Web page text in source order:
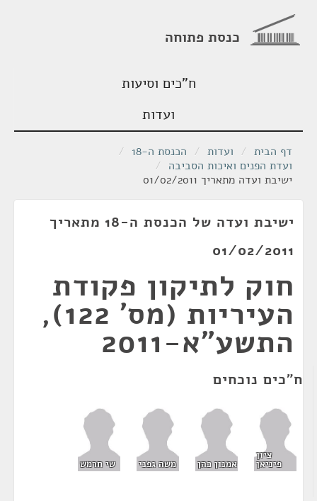
כנסת פתוחה
ח"כים וסיעות
ועדות
דף הבית / ועדות / הכנסת ה-18
/
ועדת הפנים ואיכות הסביבה /
ישיבת ועדה מתאריך 01/02/2011
ישיבת ועדה של הכנסת ה-18 מתאריך
01/02/2011
חוק לתיקון פקודת
העיריות (מס' 122),
התשע"א-2011
ח"כים נוכחים
ציון
פיניאן אמנון כהן משה גפני שי חרמש